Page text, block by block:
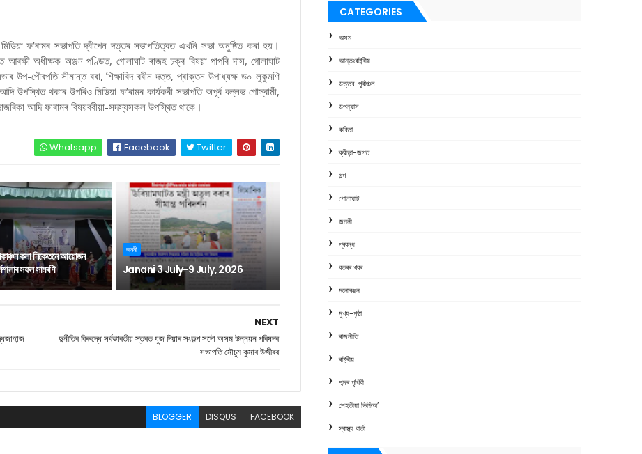
ফ’ৰামৰ সভাপতি দ্বীপেন দত্তৰ সভাপতিত্বত এখনি সভা অনুষ্ঠিত কৰা হয়।
অধীক্ষক অঞ্জন পণ্ডিত, গোলাঘাট ৰাজহ চক্ৰ বিষয়া পাপৰি দাস, গোলাঘাট
উপ-পৌৰপতি সীমান্ত বৰা, শিক্ষাবিদ ৰবীন দত্ত, প্ৰাক্তন উপাধ্যক্ষ ড০ লুকুমণি
উপস্থিত থকাৰ উপৰিও মিডিয়া ফ’ৰামৰ কাৰ্যকৰী সভাপতি অপূৰ্ব বল্লভ গোস্বামী,
আদি ফ’ৰামৰ বিষয়ববীয়া-সদস্যসকল উপস্থিত থাকে।
Whatsapp Facebook Twitter
কলা নিকেতনে আয়োজন
সফল সামৰণি
জননী
Janani 3 July-9 July, 2026
NEXT
দুৰ্নীতিৰ বিৰুদ্ধে সৰ্বভাৰতীয় স্তৰত যুজ দিয়াৰ সংকল্প সদৌ অসম উন্নয়ন পৰিষদৰ
সভাপতি মৌচুম কুমাৰ উজীৰৰ
BLOGGER DISQUS FACEBOOK
CATEGORIES
অসম
আন্তঃৰাষ্ট্ৰীয়
উত্তৰ-পূৰ্বাঞ্চল
উপন্যাস
কবিতা
ক্রীড়া-জগত
গল্প
গোলাঘাট
জননী
প্ৰবন্ধ
বতৰৰ খবৰ
মনোৰঞ্জন
মুখ্য-পৃষ্ঠা
ৰাজনীতি
ৰাষ্ট্ৰীয়
শব্দৰ পৃথিবী
শেহতীয়া ভিডিঅ’
স্বাস্থ্য বাৰ্তা